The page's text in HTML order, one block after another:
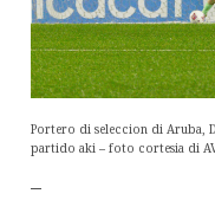
Portero di seleccion di Aruba,
partido aki – foto cortesia di
–